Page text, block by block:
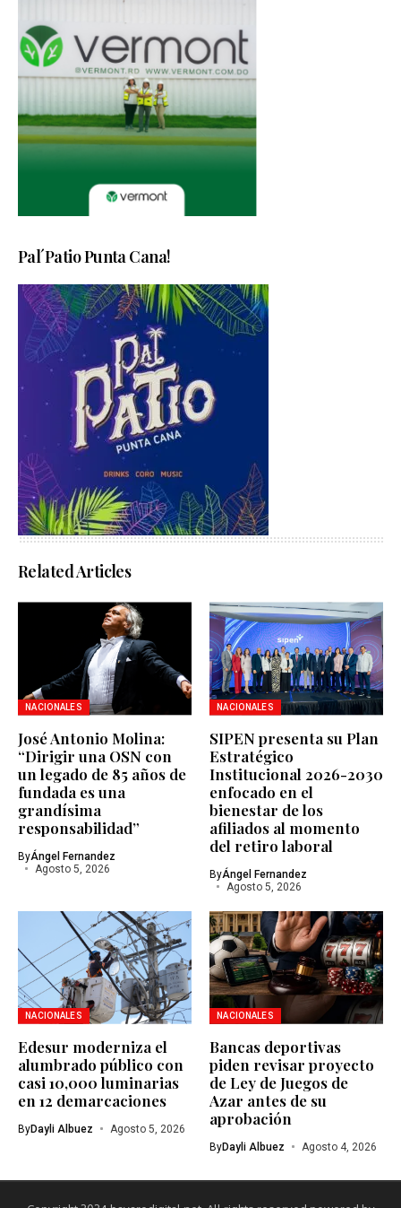
Pal´Patio Punta Cana!
Related Articles
NACIONALES
José Antonio Molina:
“Dirigir una OSN con
un legado de 85 años de
fundada es una
grandísima
responsabilidad”
ByÁngel Fernandez
Agosto 5, 2026
NACIONALES
SIPEN presenta su Plan
Estratégico
Institucional 2026-2030
enfocado en el
bienestar de los
afiliados al momento
del retiro laboral
ByÁngel Fernandez
Agosto 5, 2026
NACIONALES
Edesur moderniza el
alumbrado público con
casi 10,000 luminarias
en 12 demarcaciones
ByDayli Albuez Agosto 5, 2026
NACIONALES
Bancas deportivas
piden revisar proyecto
de Ley de Juegos de
Azar antes de su
aprobación
ByDayli Albuez Agosto 4, 2026